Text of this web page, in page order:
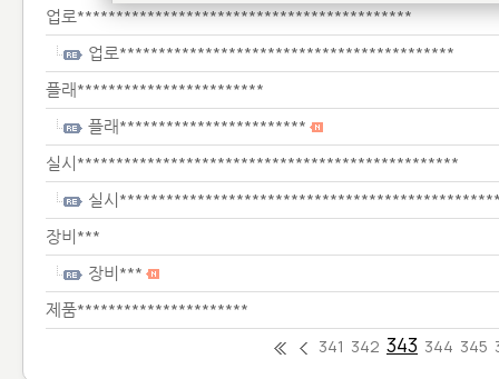
업로*******************************************
업로*******************************************
플래************************
플래************************
실시*************************************************
실시
장비***
장비***
제품**********************
341 342 343 344 345